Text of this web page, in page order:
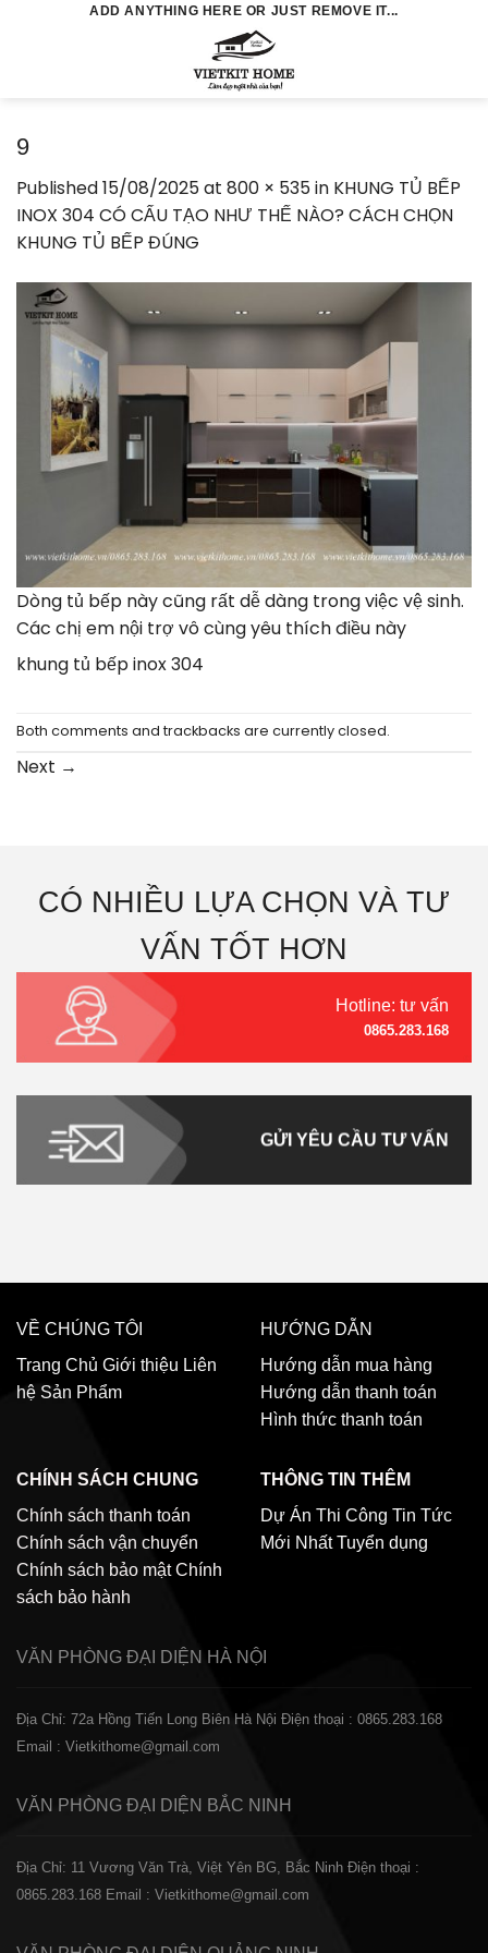
ADD ANYTHING HERE OR JUST REMOVE IT...
9
Published15/08/2025at 800 × 535in KHUNG TỦ BẾP
INOX 304 CÓ CẤU TẠO NHƯ THẾ NÀO? CÁCH CHỌN
KHUNG TỦ BẾP ĐÚNG
Dòng tủ bếp này cũng rất dễ dàng trong việc vệ sinh.
Các chị em nội trợ vô cùng yêu thích điều này
khung tủ bếp inox 304
Both comments and trackbacks are currently closed.
Next →
CÓ NHIỀU LỰA CHỌN VÀ TƯ
VẤN TỐT HƠN
Hotline: tư vấn
0865.283.168
GỬI YÊU CẦU TƯ VẤN
VỀ CHÚNG TÔI
Trang Chủ Giới thiệu Liên
hệ Sản Phẩm
HƯỚNG DẪN
Hướng dẫn mua hàng
Hướng dẫn thanh toán
Hình thức thanh toán
CHÍNH SÁCH CHUNG
Chính sách thanh toán
Chính sách vận chuyển
Chính sách bảo mật Chính
sách bảo hành
THÔNG TIN THÊM
Dự Án Thi Công Tin Tức
Mới Nhất Tuyển dụng
VĂN PHÒNG ĐẠI DIỆN HÀ NỘI
Địa Chỉ: 72a Hồng Tiến Long Biên Hà Nội Điện thoại : 0865.283.168
Email : Vietkithome@gmail.com
VĂN PHÒNG ĐẠI DIỆN BẮC NINH
Địa Chỉ: 11 Vương Văn Trà, Việt Yên BG, Bắc Ninh Điện thoại :
0865.283.168 Email : Vietkithome@gmail.com